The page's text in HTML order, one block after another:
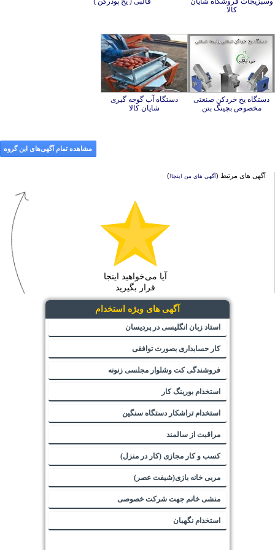
کالا
دستگاه یخ خردکن صنعتی
مخصوص بچینگ بتن
دستگاه آب گوجه گیری
شایان کالا
مشاهده تمام آگهی‌های این گروه
آگهی های مرتبط (آگهی های من اینجا!)
آیا می‌خواهید اینجا
قرار بگیرید
آگهی های ویژه استخدام
استاد زبان انگلیسی در پردیسان
کار حسابداری بصورت توافقی
فروشندگی کت وشلوار مجلسی زنونه
استخدام بورینگ کار
استخدام تراشکار دستگاه سنگین
مراقبت از سالمند
کسب و کار مجازی (کار در منزل)
مربی خانه بازی(شیفت عصر)
منشی خانم جهت شرکت خصوصی
استخدام نگهبان